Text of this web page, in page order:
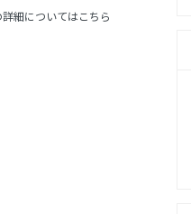
細についてはこちら